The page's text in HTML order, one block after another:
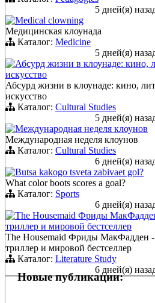
5 дней(я)
Medical clowning
Медицинская клоунада
Каталог: Medicine
5 дней(я)
Абсурд жизни в клоунаде: кино,
искусство
Абсурд жизни в клоунаде: кино,
искусство
Каталог: Cultural Studies
5 дней(я)
Международная неделя клоунов
Международная неделя клоунов
Каталог: Cultural Studies
6 дней(я)
Butsa kakogo tsveta zabivaet gol?
What color boots scores a goal?
Каталог: Sports
6 дней(я)
The Housemaid Фриды
триллер и мировой бестселлер
The Housemaid Фриды МакФадден
триллер и мировой бестселлер
Каталог: Literature Study
6 дней(я)
Новые публикации: